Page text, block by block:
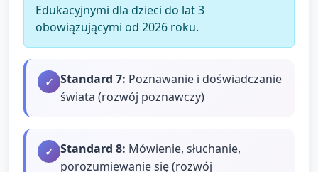
Edukacyjnymi dla dzieci do lat 3
obowiązującymi od 2026 roku.
✓ Standard 7: Poznawanie i doświadczanie
świata (rozwój poznawczy)
✓ Standard 8: Mówienie, słuchanie,
porozumiewanie się (rozwój